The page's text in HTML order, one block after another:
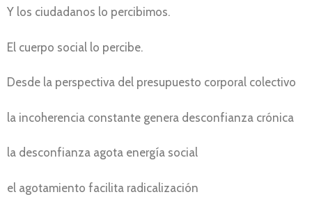
Y los ciudadanos lo percibimos.
El cuerpo social lo percibe.
Desde la perspectiva del presupuesto corporal colectivo
la incoherencia constante genera desconfianza crónica
la desconfianza agota energía social
el agotamiento facilita radicalización